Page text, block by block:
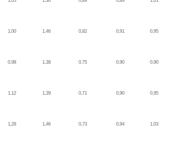
1,00 1,46 0,82 0,91 0,95
0,98 1,38 0,75 0,90 0,90
1,12 1,39 0,71 0,90 0,95
1,28 1,46 0,73 0,94 1,03